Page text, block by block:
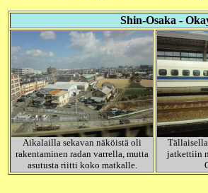
Shin-Osaka -
Aikalailla sekavan näköistä oli
rakentaminen radan varrella, mutta
asutusta riitti koko matkalle.
jatkettiin